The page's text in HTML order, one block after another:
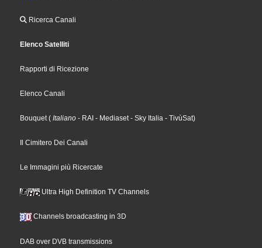
Ricerca Canali
Elenco Satelliti
Rapporti di Ricezione
Elenco Canali
Bouquet ( Italiano - RAI - Mediaset - Sky Italia - TivùSat)
Il Cimitero Dei Canali
Le Immagini più Ricercate
Ultra High Definition TV Channels
Channels broadcasting in 3D
DAB over DVB transmissions